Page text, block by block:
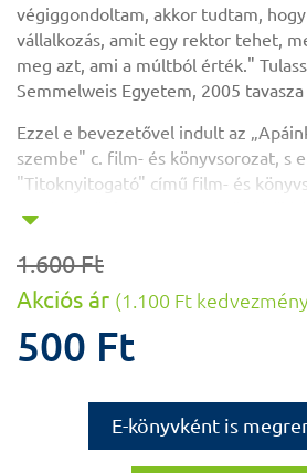
végiggondoltam, akkor tudtam,
vállalkozás, amit egy rektor tehet,
meg azt, ami a múltból érték."
Semmelweis Egyetem, 2005 tavasza
Ezzel e bevezetővel indult az
szembe" c. film- és könyvsorozat, s
"Titoknyitogató" című film- és
A könyv alapjául szolgáló DVD is
Ft/db)!
Zelles Tivadar
Szombathelyen Középiskola / Nagy
Fogorvostudományi Kar Szakterület
orvostudományok kandidátusa /
1.600 Ft
Akciós ár (1.100 Ft
500 Ft
E-könyvként is